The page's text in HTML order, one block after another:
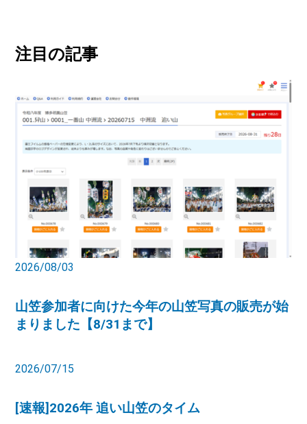
注目の記事
2026/08/03
山笠参加者に向けた今年の山笠写真の販売が始
まりました【8/31まで】
2026/07/15
[速報]2026年 追い山笠のタイム